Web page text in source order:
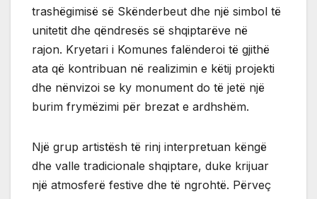
trashëgimisë së Skënderbeut dhe një simbol të
unitetit dhe qëndresës së shqiptarëve në
rajon. Kryetari i Komunes falënderoi të gjithë
ata që kontribuan në realizimin e këtij projekti
dhe nënvizoi se ky monument do të jetë një
burim frymëzimi për brezat e ardhshëm.
Një grup artistësh të rinj interpretuan këngë
dhe valle tradicionale shqiptare, duke krijuar
një atmosferë festive dhe të ngrohtë. Përveç